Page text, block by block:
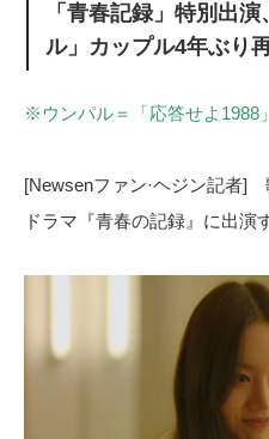
「青春記録」特別出
ル」カップル4年ぶり
※ウンパル＝「応答せよ1988
[Newsenファン·ヘジン記者]
ドラマ『青春の記録』に出演